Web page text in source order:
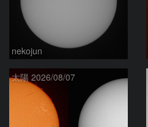
nekojun
太陽 2026/08/07